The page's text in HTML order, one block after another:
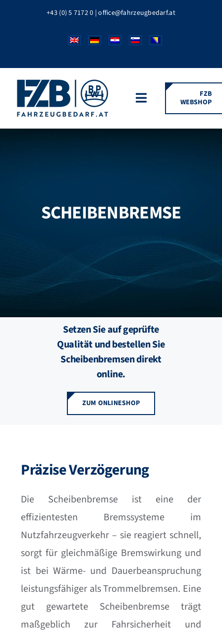
+43 (0) 5 7172 0 |office@fahrzeugbedarf.at
Toggle
Navigation
BPW MARKEN
STANDORTE
FZB
WEBSHOP
SCHEIBENBREMSE
Setzen Sie auf geprüfte
Qualität und bestellen Sie
Scheibenbremsen direkt
online.
ZUM ONLINESHOP
Präzise Verzögerung
Die Scheibenbremse ist eine der
effizientesten Bremssysteme im
Nutzfahrzeugverkehr – sie reagiert schnell,
sorgt für gleichmäßige Bremswirkung und
ist bei Wärme- und Dauerbeanspruchung
leistungsfähiger als Trommelbremsen. Eine
gut gewartete Scheibenbremse trägt
maßgeblich zur Fahrsicherheit und